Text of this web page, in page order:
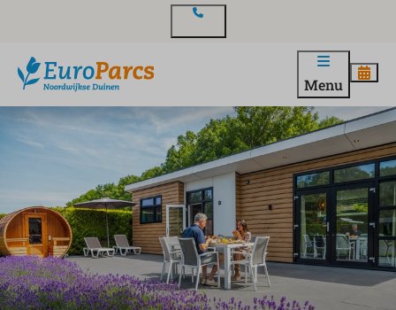
Menu